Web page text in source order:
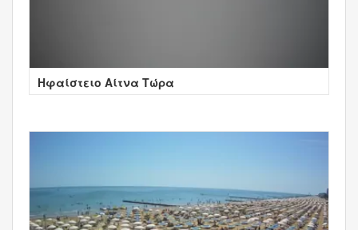
Ηφαίστειο Αίτνα Τώρα